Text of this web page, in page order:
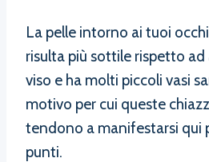
La pelle intorno ai tuoi
risulta più sottile rispetto
viso e ha molti piccoli vasi
motivo per cui queste
tendono a manifestarsi qui
punti.